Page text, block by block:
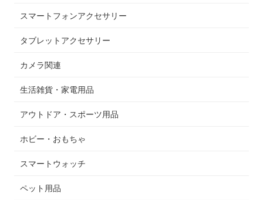
スマートフォンアクセサリー
タブレットアクセサリー
カメラ関連
生活雑貨・家電用品
アウトドア・スポーツ用品
ホビー・おもちゃ
スマートウォッチ
ペット用品